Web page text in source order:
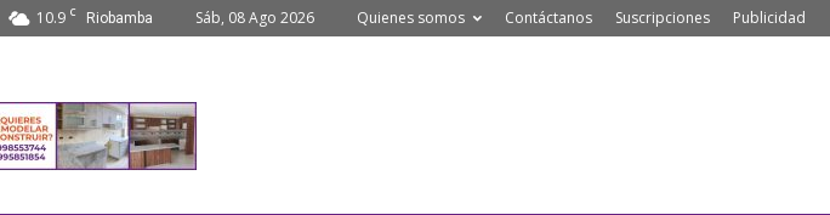
10.9 C Riobamba Sáb, 08 Ago 2026 Quienes somos Contáctanos Suscripciones Publicidad